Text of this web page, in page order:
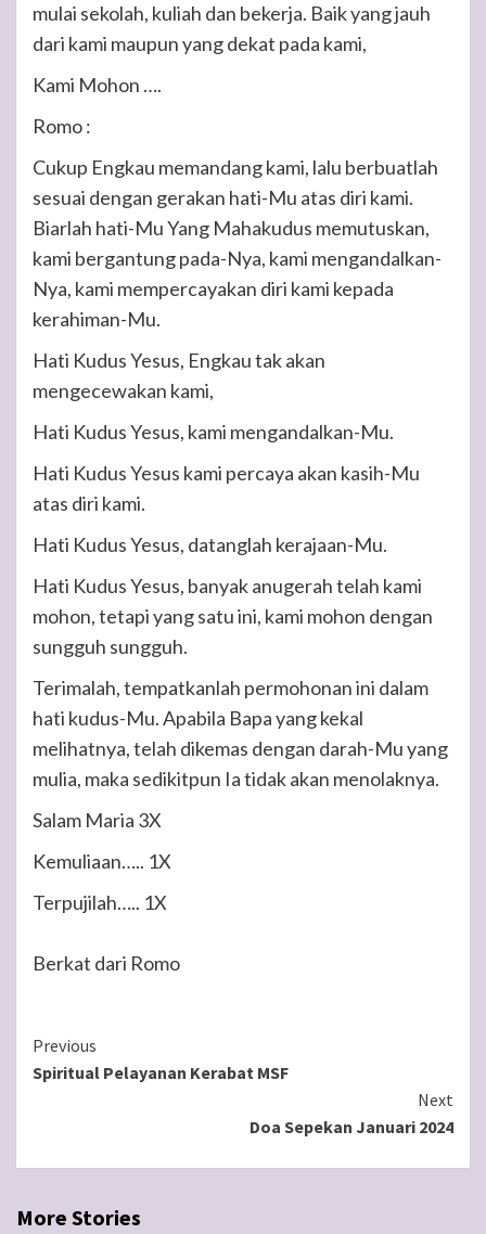
mulai sekolah, kuliah dan bekerja. Baik yang jauh
dari kami maupun yang dekat pada kami,
Kami Mohon ….
Romo :
Cukup Engkau memandang kami, lalu berbuatlah
sesuai dengan gerakan hati-Mu atas diri kami.
Biarlah hati-Mu Yang Mahakudus memutuskan,
kami bergantung pada-Nya, kami mengandalkan-
Nya, kami mempercayakan diri kami kepada
kerahiman-Mu.
Hati Kudus Yesus, Engkau tak akan
mengecewakan kami,
Hati Kudus Yesus, kami mengandalkan-Mu.
Hati Kudus Yesus kami percaya akan kasih-Mu
atas diri kami.
Hati Kudus Yesus, datanglah kerajaan-Mu.
Hati Kudus Yesus, banyak anugerah telah kami
mohon, tetapi yang satu ini, kami mohon dengan
sungguh sungguh.
Terimalah, tempatkanlah permohonan ini dalam
hati kudus-Mu. Apabila Bapa yang kekal
melihatnya, telah dikemas dengan darah-Mu yang
mulia, maka sedikitpun Ia tidak akan menolaknya.
Salam Maria 3X
Kemuliaan….. 1X
Terpujilah….. 1X
Berkat dari Romo
Continue
Reading
Previous
Spiritual Pelayanan Kerabat MSF
Next
Doa Sepekan Januari 2024
More Stories